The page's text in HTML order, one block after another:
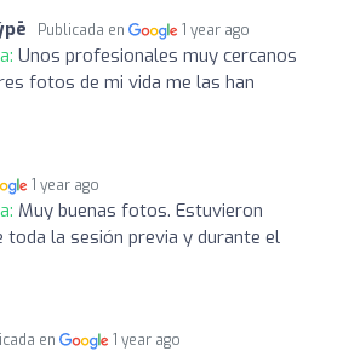
Publicada en 1 year ago
Unos profesionales muy cercanos
fotos de mi vida me las han
1 year ago
Muy buenas fotos. Estuvieron
la sesión previa y durante el
en 1 year ago